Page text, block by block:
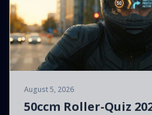
August 5, 2026
50ccm Roller-Quiz